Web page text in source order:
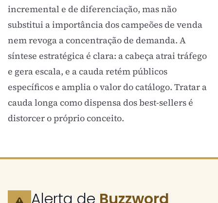
incremental e de diferenciação, mas não
substitui a importância dos campeões de venda
nem revoga a concentração de demanda. A
síntese estratégica é clara: a cabeça atrai tráfego
e gera escala, e a cauda retém públicos
específicos e amplia o valor do catálogo. Tratar a
cauda longa como dispensa dos best-sellers é
distorcer o próprio conceito.